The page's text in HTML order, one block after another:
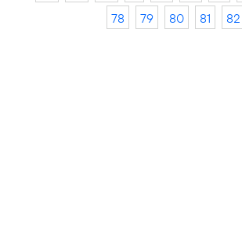
78
79 80 81 82